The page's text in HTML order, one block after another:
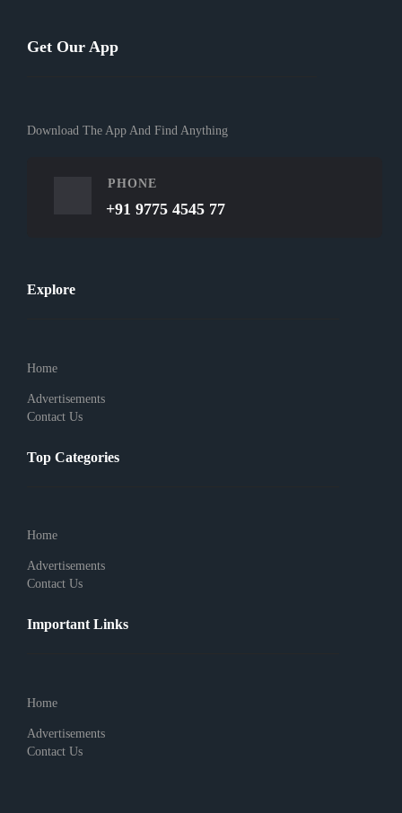
Get Our App
Download The App And Find Anything
PHONE
+91 9775 4545 77
Explore
Home
Advertisements
Contact Us
Top Categories
Home
Advertisements
Contact Us
Important Links
Home
Advertisements
Contact Us